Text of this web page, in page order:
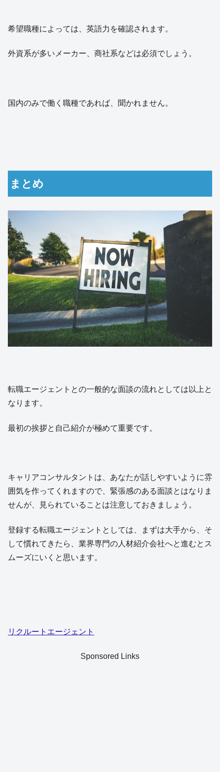
希望職種によっては、英語力を確認されます。
外資系が多いメーカー、商社系などは必須でしょう。
国内のみで働く職種であれば、聞かれません。
まとめ
転職エージェントとの一般的な面談の流れとしては以上と
なります。
最初の挨拶と自己紹介が極めて重要です。
キャリアコンサルタントは、あなたが話しやすいように雰
囲気を作ってくれますので、緊張感のある面談とはなりま
せんが、見られていることは注意しておきましょう。
登録する転職エージェントとしては、まずは大手から、そ
して慣れてきたら、業界専門の人材紹介会社へと進むとス
ムーズにいくと思います。
リクルートエージェント
Sponsored Links